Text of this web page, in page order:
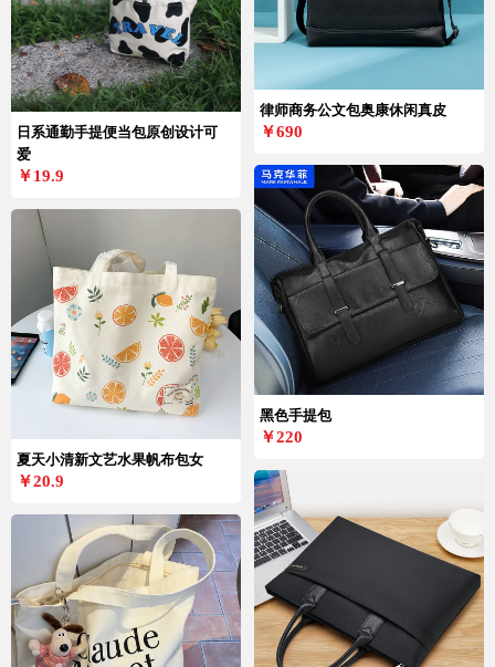
日系通勤手提便当包原创设计可
爱
￥19.9
夏天小清新文艺水果帆布包女
￥20.9
律师商务公文包奥康休闲真皮
￥690
黑色手提包
￥220